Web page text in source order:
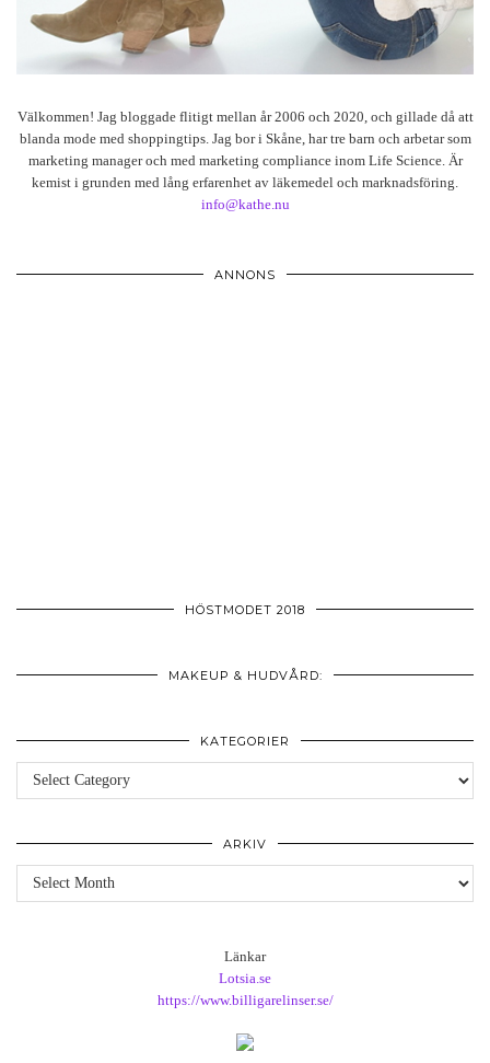
Välkommen! Jag bloggade flitigt mellan år 2006 och 2020, och gillade då att
blanda mode med shoppingtips. Jag bor i Skåne, har tre barn och arbetar som
marketing manager och med marketing compliance inom Life Science. Är
kemist i grunden med lång erfarenhet av läkemedel och marknadsföring.
info@kathe.nu
ANNONS
HÖSTMODET 2018
MAKEUP & HUDVÅRD:
KATEGORIER
Kategorier
ARKIV
Arkiv
Länkar
Lotsia.se
https://www.billigarelinser.se/